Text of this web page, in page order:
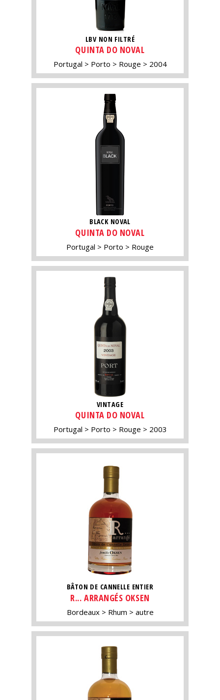
LBV NON FILTRÉ
QUINTA DO NOVAL
Portugal Porto Rouge 2004
BLACK NOVAL
QUINTA DO NOVAL
Portugal Porto Rouge
VINTAGE
QUINTA DO NOVAL
Portugal Porto Rouge 2003
BÂTON DE CANNELLE ENTIER
R... ARRANGÉS OKSEN
Bordeaux Rhum autre